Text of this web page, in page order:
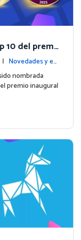
10 del premi
| Novedades y ev
nombrada
premio inaugural